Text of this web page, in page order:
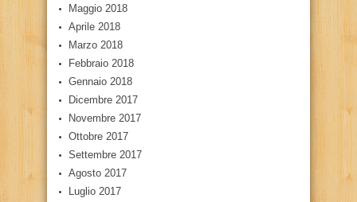
Maggio 2018
Aprile 2018
Marzo 2018
Febbraio 2018
Gennaio 2018
Dicembre 2017
Novembre 2017
Ottobre 2017
Settembre 2017
Agosto 2017
Luglio 2017